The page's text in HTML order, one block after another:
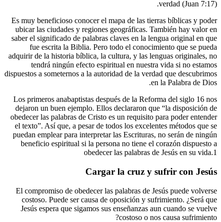
Es muy beneficioso conocer el mapa de
ubicar las ciudades y regiones
saber el significado de palabras claves
fue escrita la Biblia. Pero todo el
adquirir de la historia bíblica, la cultura, y
tendrá ningún efecto espiritual en
dispuestos a someternos a la autoridad de
Los primeros anabaptistas después de la
dejaron un buen ejemplo. Ellos
obedecer las palabras de Cristo es un
el texto”. Así que, a pesar de todos los
puedan emplear para interpretar las
beneficio espiritual si la persona no
obedecer las
Cargar la
El compromiso de obedecer las
costoso. Puede ser causa de
Jesús espera que sigamos sus